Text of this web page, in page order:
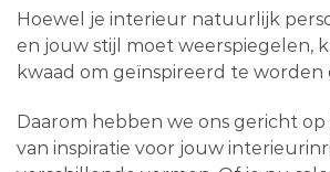
Hoewel je interieur natuurlijk
en jouw stijl moet weerspiegelen,
kwaad om geïnspireerd te worden
Daarom hebben we ons gericht
van inspiratie voor jouw